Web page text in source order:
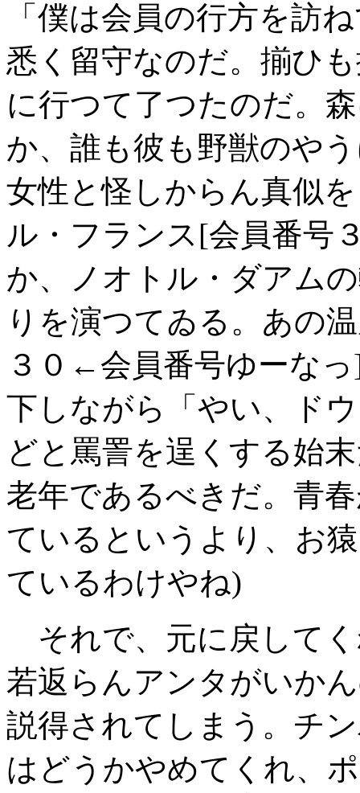
「僕は会員の行方を訪
悉く留守なのだ。揃ひ
に行つて了つたのだ。
か、誰も彼も野獣のや
女性と怪しからん真似
ル・フランス[会員番号
か、ノオトル・ダアム
りを演つてゐる。あの
３０←会員番号ゆーな
下しながら「やい、ド
どと罵詈を逞くする始
老年であるべきだ。青
ているというより、お
ているわけやね)
それで、元に戻して
若返らんアンタがいか
説得されてしまう。チ
はどうかやめてくれ、